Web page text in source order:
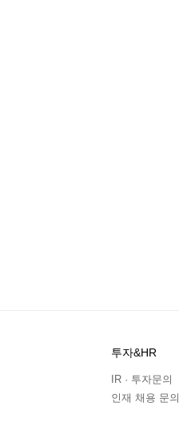
투자&HR
IR · 투자문의
인재 채용 문의